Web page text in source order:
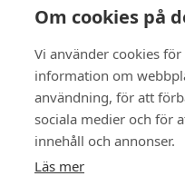
Om cookies på
Vi använder cookies
information om
användning, för att
sociala medier och för
innehåll och annonser.
Läs mer
Följ oss på sociala
Se mer skor: